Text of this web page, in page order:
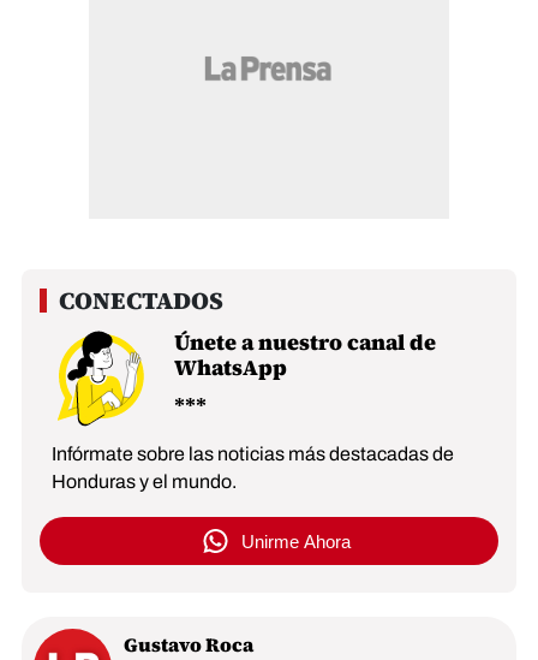
Únete a nuestro canal de
WhatsApp
Infórmate sobre las noticias más destacadas de
Honduras y el mundo.
Unirme Ahora
Gustavo Roca